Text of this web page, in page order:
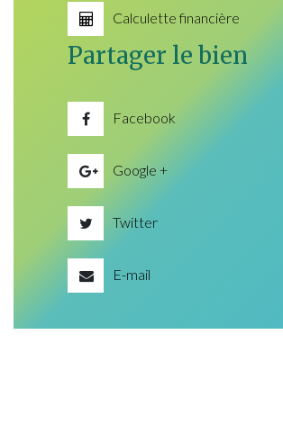
Calculette financière
Partager le bien
Facebook
Google +
Twitter
E-mail